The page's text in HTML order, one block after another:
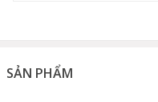
SẢN PHẨM